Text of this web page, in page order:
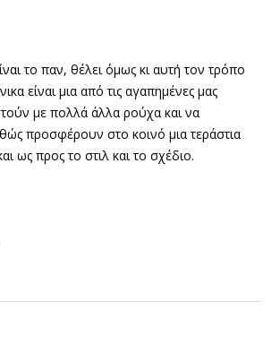
το παν, θέλει όμως κι αυτή τον τρόπο
είναι μια από τις αγαπημένες μας
με πολλά άλλα ρούχα και να
προσφέρουν στο κοινό μια τεράστια
ως προς το στιλ και το σχέδιο.